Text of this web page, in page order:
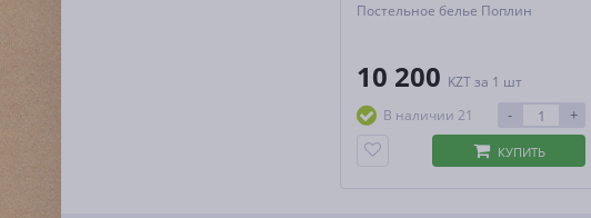
Постельное белье Поплин
10 200 KZTза 1 шт
В наличии 21
- +
КУПИТЬ